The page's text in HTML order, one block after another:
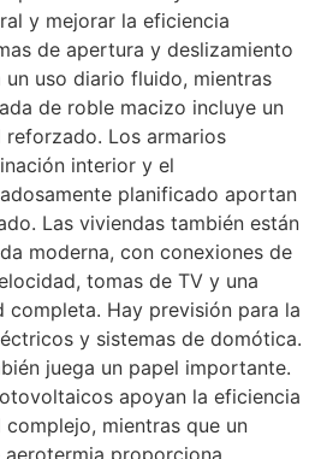
y mejorar la eficiencia
de apertura y deslizamiento
un uso diario fluido, mientras
de roble macizo incluye un
reforzado. Los armarios
interior y el
planificado aportan
Las viviendas también están
moderna, con conexiones de
tomas de TV y una
completa. Hay previsión para la
y sistemas de domótica.
juega un papel importante.
apoyan la eficiencia
mientras que un
proporciona